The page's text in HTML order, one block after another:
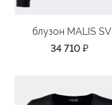
блузон MALIS SV
34 710 ₽